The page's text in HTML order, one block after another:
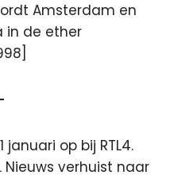
Amsterdam en
in de ether
op bij RTL4.
Nieuws verhuist naar